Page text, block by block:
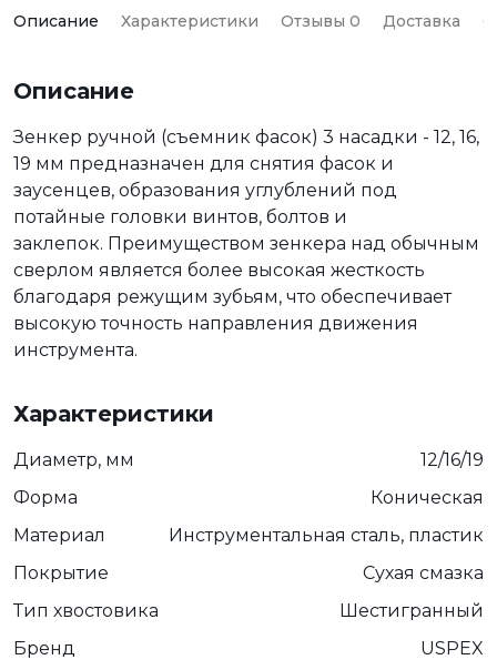
Описание Характеристики Отзывы 0 Доставка
Описание
Зенкер ручной (съемник фасок) 3 насадки - 12, 16,
19 мм предназначен для снятия фасок и
заусенцев, образования углублений под
потайные головки винтов, болтов и
заклепок. Преимуществом зенкера над обычным
сверлом является более высокая жесткость
благодаря режущим зубьям, что обеспечивает
высокую точность направления движения
инструмента.
Характеристики
Диаметр, мм
12/16/19
Форма
Коническая
Материал
Инструментальная сталь, пластик
Покрытие
Сухая смазка
Тип хвостовика
Шестигранный
Бренд
USPEX